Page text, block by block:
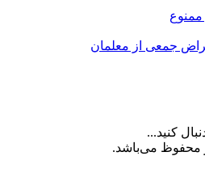
ممنوع
جمعی از معلمان
کنید...
محفوظ می‌باشد.